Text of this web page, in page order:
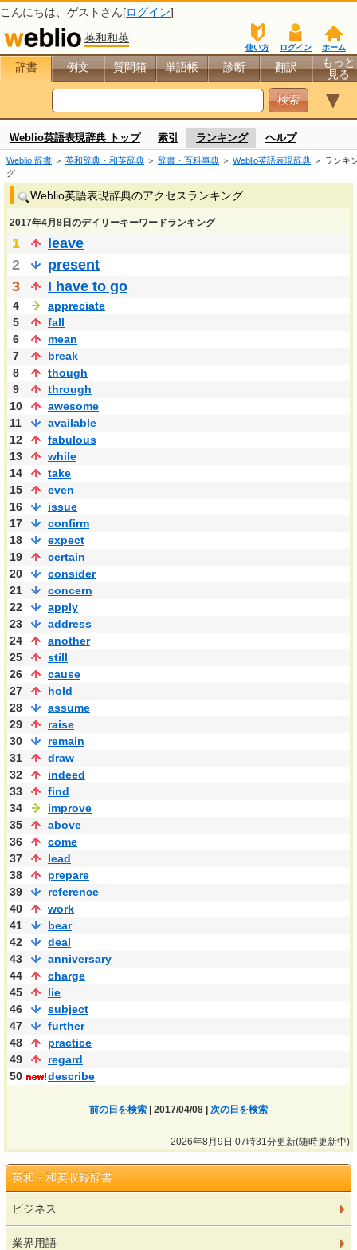
こんにちは、 ゲスト さん[ログイン]
英和和英
ホーム
ログイン
使い方
辞書 例文 質問箱 単語帳 診断 翻訳
もっと
見る
▼
Weblio英語表現辞典 トップ 索引 ランキング ヘルプ
Weblio 辞書 ＞ 英和辞典・和英辞典 ＞ 辞書・百科事典 ＞ Weblio英語表現辞典 ＞ ランキ
グ
Weblio英語表現辞典のアクセスランキング
2017年4月8日のデイリーキーワードランキング
1
leave
2
present
3
I have to go
4
appreciate
5
fall
6
mean
7
break
8
though
9
through
10
awesome
11
available
12
fabulous
13
while
14
take
15
even
16
issue
17
confirm
18
expect
19
certain
20
consider
21
concern
22
apply
23
address
24
another
25
still
26
cause
27
hold
28
assume
29
raise
30
remain
31
draw
32
indeed
33
find
34
improve
35
above
36
come
37
lead
38
prepare
39
reference
40
work
41
bear
42
deal
43
anniversary
44
charge
45
lie
46
subject
47
further
48
practice
49
regard
50
describe
前の日を検索 | 2017/04/08 | 次の日を検索
2026年8月9日 07時31分更新(随時更新中)
英和・和英収録辞書
ビジネス
業界用語